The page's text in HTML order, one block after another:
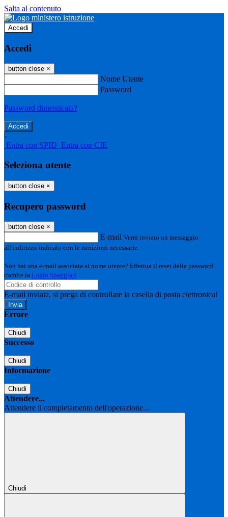
Salta al contenuto
Accedi
Accedi
button close ×
Nome Utente
Password
Password dimenticata?
-
Entra con SPID Entra con CIE
Seleziona utente
button close ×
Recupero password
button close ×
E-mail Verrà inviato un messaggio
all'indirizzo indicato con le istruzioni necessarie.
Non hai una e-mail associata al nome utente? Effettua il reset della password
tramite la Login Spaggiari
E-mail inviata, si prega di controllare la casella di posta elettronica!
Errore
Chiudi
Successo
Chiudi
Informazione
Chiudi
Attendere...
Attendere il completamento dell'operazione...
Chiudi